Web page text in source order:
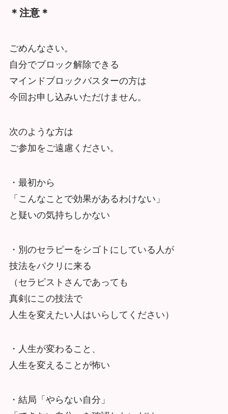
＊注意＊
ごめんなさい。
自分でブロック解除できる
マインドブロックバスターの方は
今回お申し込みいただけません。
次のような方は
ご参加をご遠慮ください。
・最初から
「こんなことで効果があるわけない」
と疑いの気持ちしかない
・別のセラピーをシゴトにしている人が
技法をパクリに来る
（セラピストさんであっても
真剣にこの技法で
人生を変えたい人はいらしてください）
・人生が変わること、
人生を変えることが怖い
・結局「やらない自分」